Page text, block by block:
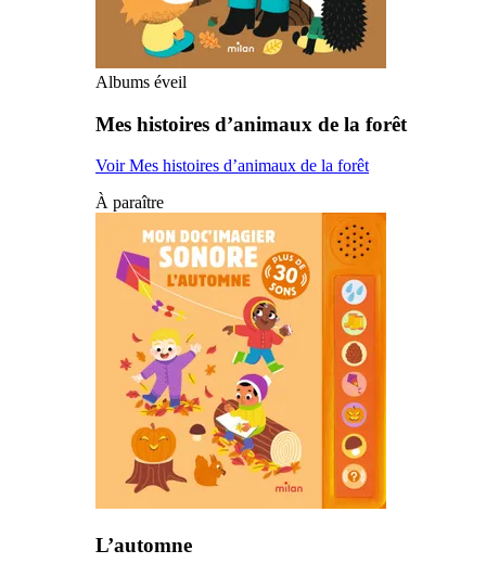
Albums éveil
Mes histoires d’animaux de la forêt
Voir Mes histoires d’animaux de la forêt
À paraître
L’automne